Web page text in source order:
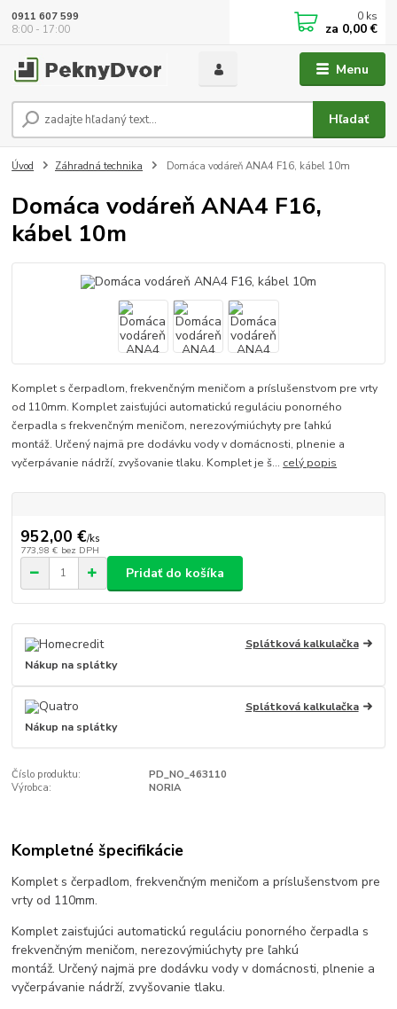
Menu
Hľadať
0911 607 599
8:00 - 17:00
0 ks
za 0,00 €
Úvod Záhradná technika Domáca vodáreň ANA4 F16, kábel 10m
Domáca vodáreň ANA4 F16,
kábel 10m
Komplet s čerpadlom, frekvenčným meničom a príslušenstvom pre vrty
od 110mm. Komplet zaisťujúci automatickú reguláciu ponorného
čerpadla s frekvenčným meničom, nerezovýmiúchyty pre ľahkú
montáž. Určený najmä pre dodávku vody v domácnosti, plnenie a
vyčerpávanie nádrží, zvyšovanie tlaku. Komplet je š... celý popis
952,00 €/ks
773,98 € bez DPH
Pridať do košíka
Splátková kalkulačka
Nákup na splátky
Splátková kalkulačka
Nákup na splátky
Číslo produktu:
PD_NO_463110
Výrobca:
NORIA
Kompletné špecifikácie
Komplet s čerpadlom, frekvenčným meničom a príslušenstvom pre
vrty od 110mm.
Komplet zaisťujúci automatickú reguláciu ponorného čerpadla s
frekvenčným meničom, nerezovýmiúchyty pre ľahkú
montáž. Určený najmä pre dodávku vody v domácnosti, plnenie a
vyčerpávanie nádrží, zvyšovanie tlaku.